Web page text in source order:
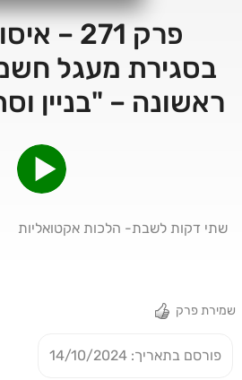
פרק 271
בסגירת מעגל
ראשונה – "בניין
שתי דקות לשבת- הלכות אקטואליות
שמירת פרק
פורסם בתאריך: 14/10/2024